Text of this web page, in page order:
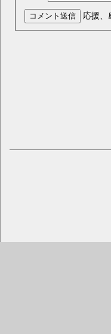
コメント送信 応援、